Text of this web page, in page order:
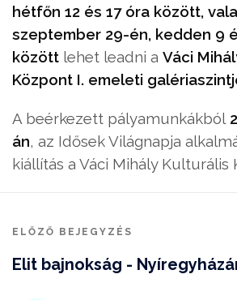
hétfőn 12 és 17 óra között,
szeptember 29-én, kedden 9
között lehet leadni a Váci
Központ I. emeleti
A beérkezett pályamunkákból
án, az Idősek Világnapja
kiállítás a Váci Mihály Kulturális
ELŐZŐ BEJEGYZÉS
Elit bajnokság -